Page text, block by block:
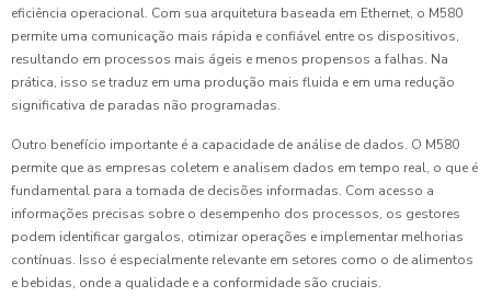
eficiência operacional. Com sua arquitetura baseada em Ethernet, o M580
permite uma comunicação mais rápida e confiável entre os dispositivos,
resultando em processos mais ágeis e menos propensos a falhas. Na
prática, isso se traduz em uma produção mais fluida e em uma redução
significativa de paradas não programadas.
Outro benefício importante é a capacidade de análise de dados. O M580
permite que as empresas coletem e analisem dados em tempo real, o que é
fundamental para a tomada de decisões informadas. Com acesso a
informações precisas sobre o desempenho dos processos, os gestores
podem identificar gargalos, otimizar operações e implementar melhorias
contínuas. Isso é especialmente relevante em setores como o de alimentos
e bebidas, onde a qualidade e a conformidade são cruciais.